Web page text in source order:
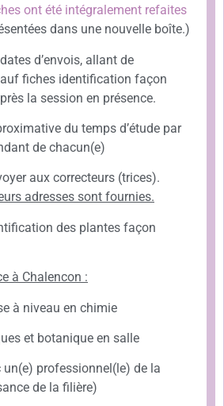
ont été intégralement refaites
dans une nouvelle boîte.)
d’envois, allant de
fiches identification façon
la session en présence.
du temps d’étude par
de chacun(e)
aux correcteurs (trices).
adresses sont fournies.
des plantes façon
à Chalencon :
à niveau en chimie
et botanique en salle
un(e) professionnel(le) de la
de la filière)